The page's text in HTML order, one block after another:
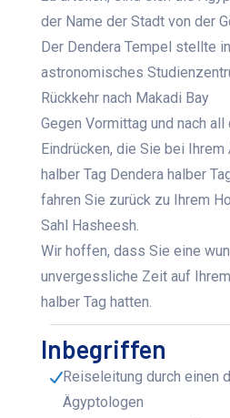
der Name der Stadt von der
Der Dendera Tempel stellte
astronomisches
Rückkehr nach Makadi Bay
Gegen Vormittag und nach
Eindrücken, die Sie bei
halber Tag Dendera halber
fahren Sie zurück zu Ihrem
Sahl Hasheesh.
Wir hoffen, dass Sie eine
unvergessliche Zeit auf
halber Tag hatten.
Inbegriffen
Reiseleitung durch einen
Ägyptologen